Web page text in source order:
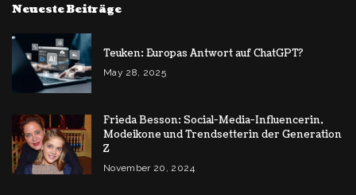
Neueste Beiträge
Teuken: Europas Antwort auf ChatGPT?
May 28, 2025
Frieda Besson: Social-Media-Influencerin,
Modeikone und Trendsetterin der Generation
Z
November 20, 2024